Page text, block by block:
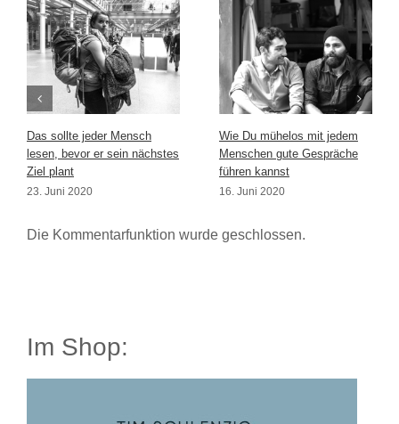
Das sollte jeder Mensch
lesen, bevor er sein nächstes
Ziel plant
23. Juni 2020
Wie Du mühelos mit jedem
Menschen gute Gespräche
führen kannst
16. Juni 2020
Die Kommentarfunktion wurde geschlossen.
Im Shop: